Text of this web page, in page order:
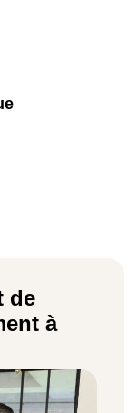
de
à